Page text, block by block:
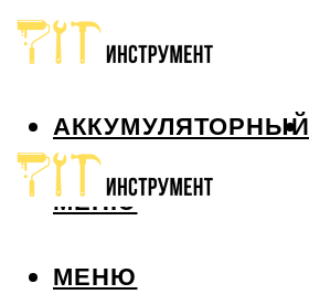
АККУМУЛЯТОРНЫЙ
МЕНЮ
МЕНЮ